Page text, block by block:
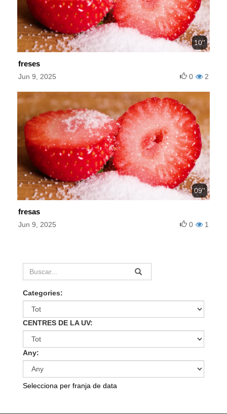
10''
freses
Jun 9, 2025 2
0
09''
fresas
Jun 9, 2025 1
0
Categories:
CENTRES DE LA UV:
Any:
Selecciona per franja de data